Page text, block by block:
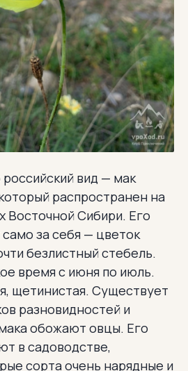
вид — мак
распространен на
Восточной Сибири. Его
за себя — цветок
безлистный стебель.
время с июня по июль.
щетинистая. Существует
разновидностей и
обожают овцы. Его
в садоводстве,
сорта очень нарядные и